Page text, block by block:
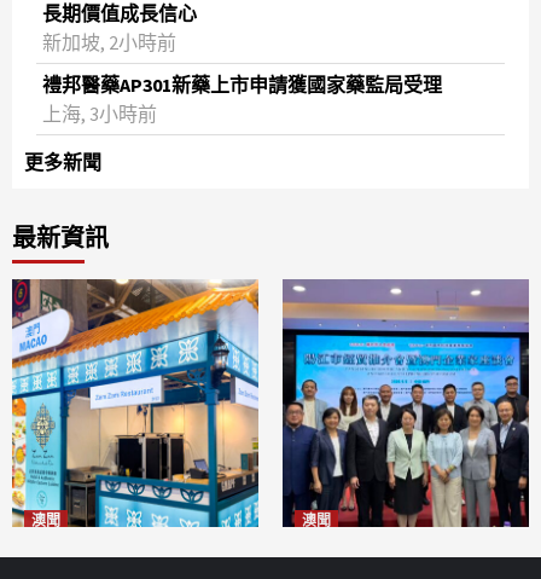
長期價值成長信心
新加坡, 2小時前
禮邦醫藥AP301新藥上市申請獲國家藥監局受理
上海, 3小時前
更多新聞
最新資訊
澳聞 澳聞